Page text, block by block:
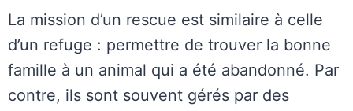
La mission d’un rescue est similaire à celle
d’un refuge : permettre de trouver la bonne
famille à un animal qui a été abandonné. Par
contre, ils sont souvent gérés par des